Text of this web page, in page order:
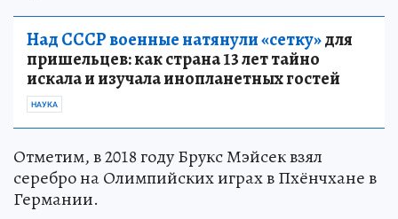
Над СССР военные натянули «сетку»для
пришельцев: как страна 13 лет тайно
искала и изучала инопланетных гостей
НАУКА
Отметим, в 2018 году Брукс Мэйсек взял
серебро на Олимпийских играх в Пхёнчхане в
Германии.